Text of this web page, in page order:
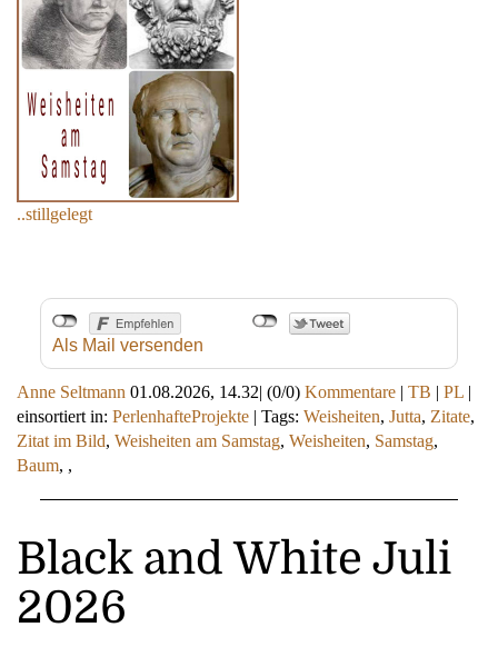
..stillgelegt
Als Mail versenden
Anne Seltmann 01.08.2026, 14.32| (0/0) Kommentare | TB | PL |
einsortiert in: PerlenhafteProjekte | Tags: Weisheiten, Jutta, Zitate,
Zitat im Bild, Weisheiten am Samstag, Weisheiten, Samstag,
Baum, ,
Black and White Juli
2026